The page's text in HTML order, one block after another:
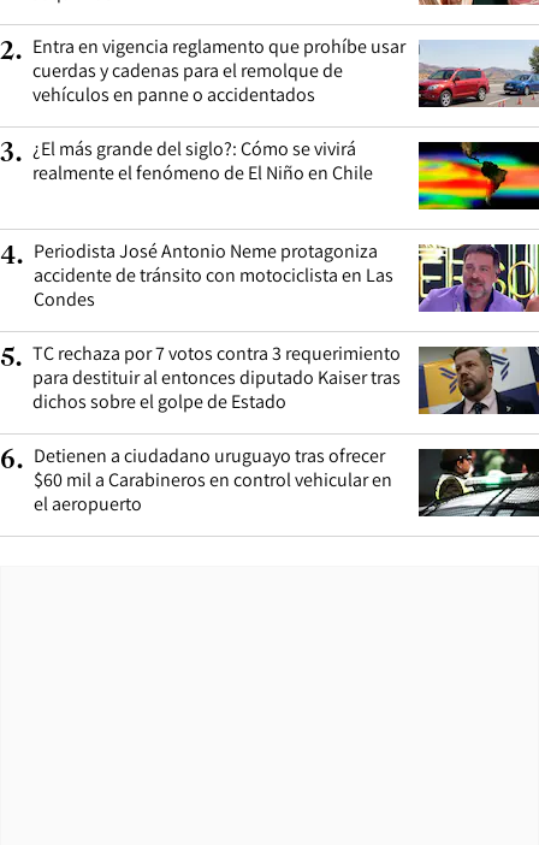
2. Entra en vigencia reglamento que prohíbe usar
cuerdas y cadenas para el remolque de
vehículos en panne o accidentados
3. ¿El más grande del siglo?: Cómo se vivirá
realmente el fenómeno de El Niño en Chile
4. Periodista José Antonio Neme protagoniza
accidente de tránsito con motociclista en Las
Condes
5. TC rechaza por 7 votos contra 3 requerimiento
para destituir al entonces diputado Kaiser tras
dichos sobre el golpe de Estado
6. Detienen a ciudadano uruguayo tras ofrecer
$60 mil a Carabineros en control vehicular en
el aeropuerto